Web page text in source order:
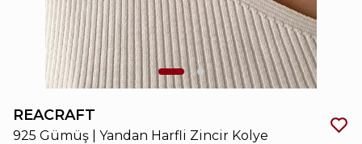
REACRAFT
925 Gümüş | Yandan Harfli Zincir Kolye